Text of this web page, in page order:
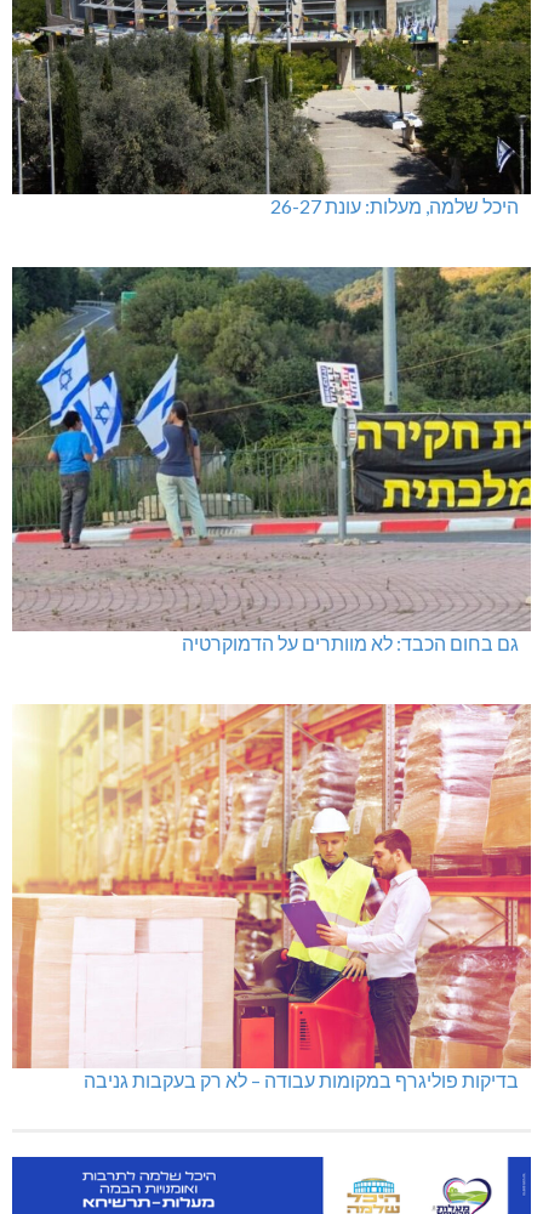
היכל שלמה, מעלות: עונת 26-27
גם בחום הכבד: לא מוותרים על הדמוקרטיה
בדיקות פוליגרף במקומות עבודה – לא רק בעקבות גניבה